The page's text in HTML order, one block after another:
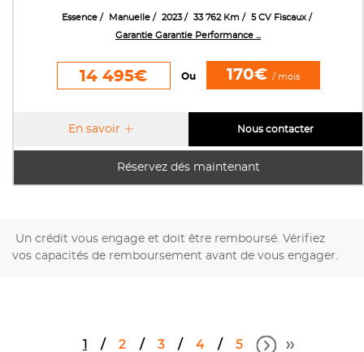
Essence Manuelle 2023 33 762 Km
5 CV Fiscaux
Garantie Garantie Performance ...
14 495€ Ou 170€ / mois
Réservez dés maintenant
En savoir Nous contacter
Un crédit vous engage et doit être remboursé. Vérifiez
vos capacités de remboursement avant de vous engager.
2 3 4 5